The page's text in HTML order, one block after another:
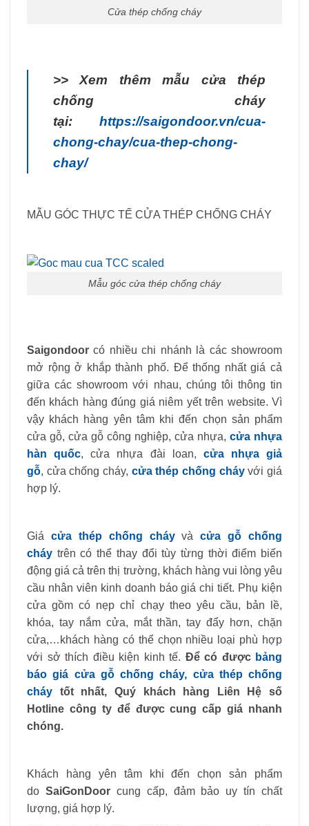
Cửa thép chống cháy
>> Xem thêm mẫu cửa thép
chống cháy
tại: https://saigondoor.vn/cua-
chong-chay/cua-thep-chong-
chay/
MẪU GÓC THỰC TẾ CỬA THÉP CHỐNG CHÁY
Mẫu góc cửa thép chống cháy
Saigondoor có nhiều chi nhánh là các showroom
mở rộng ở khắp thành phố. Để thống nhất giá cả
giữa các showroom với nhau, chúng tôi thông tin
đến khách hàng đúng giá niêm yết trên website. Vì
vậy khách hàng yên tâm khi đến chọn sản phẩm
cửa gỗ, cửa gỗ công nghiệp, cửa nhựa, cửa nhựa
hàn quốc, cửa nhựa đài loan, cửa nhựa giả
gỗ, cửa chống cháy, cửa thép chống cháyvới giá
hợp lý.
Giá cửa thép chống cháyvàcửa gỗ chống
cháy trên có thể thay đổi tùy từng thời điểm biến
động giá cả trên thị trường, khách hàng vui lòng yêu
cầu nhân viên kinh doanh báo giá chi tiết. Phụ kiện
cửa gồm có nẹp chỉ chạy theo yêu cầu, bản lề,
khóa, tay nắm cửa, mắt thần, tay đẩy hơn, chặn
cửa,…khách hàng có thể chọn nhiều loại phù hợp
với sở thích điều kiện kinh tế. Để có đượcbảng
báo giá cửa gỗ chống cháy, cửa thép chống
cháy tốt nhất, Quý khách hàng Liên Hệ số
Hotline công ty để được cung cấp giá nhanh
chóng.
Khách hàng yên tâm khi đến chọn sản phẩm
do SaiGonDoorcung cấp, đảm bảo uy tín chất
lượng, giá hợp lý.